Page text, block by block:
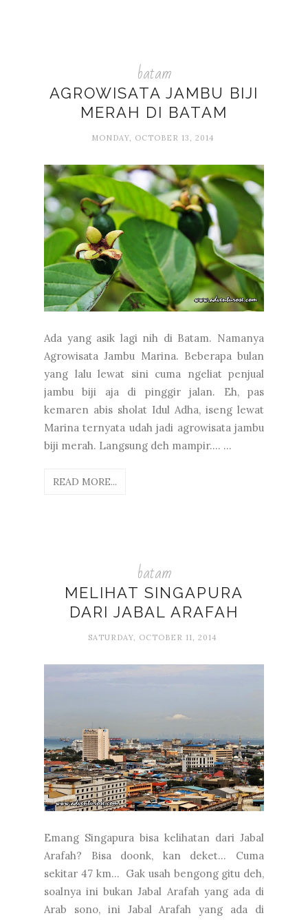
batam
AGROWISATA JAMBU BIJI
MERAH DI BATAM
MONDAY, OCTOBER 13, 2014
Ada yang asik lagi nih di Batam. Namanya
Agrowisata Jambu Marina. Beberapa bulan
yang lalu lewat sini cuma ngeliat penjual
jambu biji aja di pinggir jalan. Eh, pas
kemaren abis sholat Idul Adha, iseng lewat
Marina ternyata udah jadi agrowisata jambu
biji merah. Langsung deh mampir.... ...
READ MORE...
batam
MELIHAT SINGAPURA
DARI JABAL ARAFAH
SATURDAY, OCTOBER 11, 2014
Emang Singapura bisa kelihatan dari Jabal
Arafah? Bisa doonk, kan deket... Cuma
sekitar 47 km... Gak usah bengong gitu deh,
soalnya ini bukan Jabal Arafah yang ada di
Arab sono, ini Jabal Arafah yang ada di